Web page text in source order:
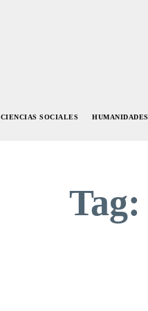
CIENCIAS SOCIALES HUMANIDADES
Tag: